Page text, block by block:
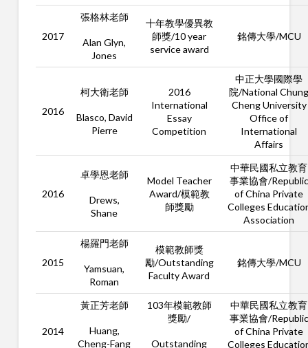
2017
張格林老師
Alan Glyn,
Jones
十年教學優異教
師獎/10 year
service award
銘傳大學/MCU
2016
柯大衛老師
Blasco, David
Pierre
2016
International
Essay
Competition
中正大學國際學
院/National
Cheng University
Office of
International
Affairs
2016
卓學恩老師
Drews,
Shane
Model Teacher
Award/模範教
師獎勵
中華民國私立教育
事業協會/Republic
of China Private
Colleges
Association
2015
楊羅門老師
Yamsuan,
Roman
模範教師獎
勵/Outstanding
Faculty Award
銘傳大學/MCU
2014
黃正芳老師
Huang,
Cheng-Fang
103年模範教師
獎勵/
Outstanding
中華民國私立教育
事業協會/Republic
of China Private
Colleges